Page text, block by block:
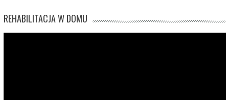
REHABILITACJA W DOMU